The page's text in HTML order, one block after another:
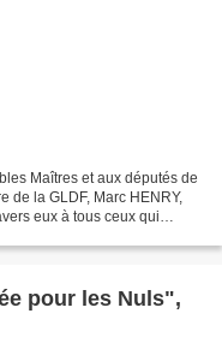
Maîtres et aux députés de
de la GLDF, Marc HENRY,
eux à tous ceux qui
pour les Nuls",